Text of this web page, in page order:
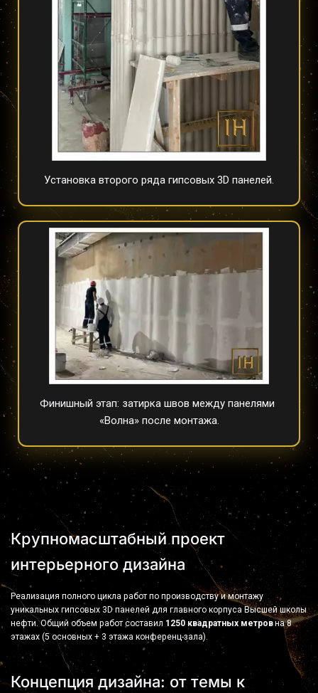
Установка второго ряда гипсовых 3D панелей.
Финишный этап: затирка швов между панелями
«Волна» после монтажа.
Крупномасштабный проект
интерьерного дизайна
Реализация полного цикла работ по производству и монтажу
уникальных гипсовых 3D панелей для главного корпуса Высшей школы
нефти. Общий объем работ составил 1250 квадратных метров на 8
этажах (5 основных + 3 этажа конференц-зала).
Концепция дизайна: от темы к